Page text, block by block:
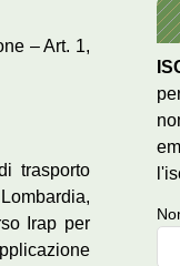
– Art. 1,
trasporto
Irap per